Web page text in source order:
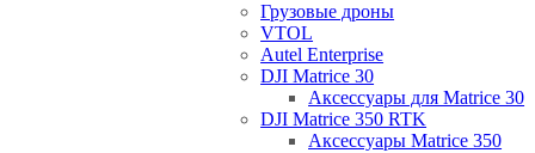
Грузовые дроны
VTOL
Autel Enterprise
DJI Matrice 30
Аксессуары для Matrice 30
DJI Matrice 350 RTK
Аксессуары Matrice 350